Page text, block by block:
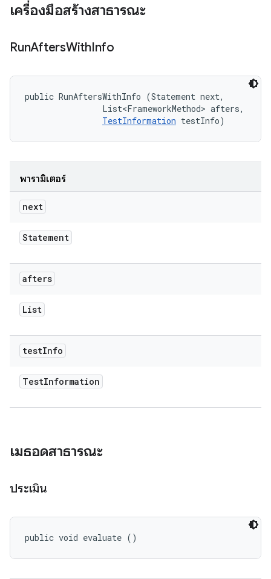
เครื่องมือสร้างสาธารณะ
RunAftersWithInfo
public RunAftersWithInfo (Statement next,
                List<FrameworkMethod> afters,
TestInformation testInfo)
พารามิเตอร์
next
Statement
afters
List
testInfo
TestInformation
เมธอดสาธารณะ
ประเมิน
public void evaluate ()